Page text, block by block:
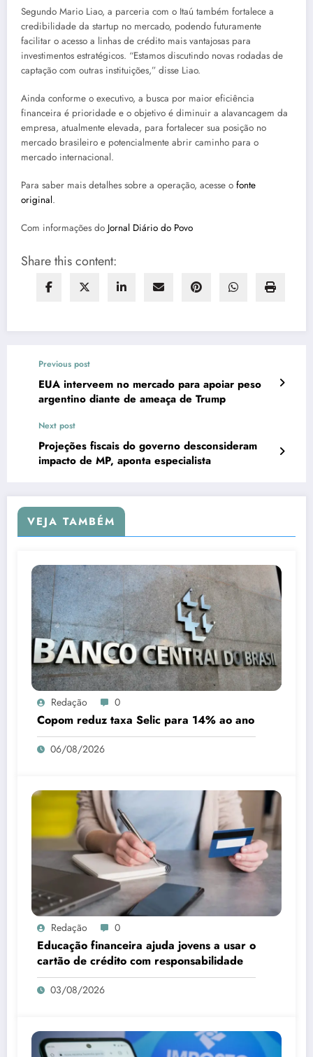
Segundo Mario Liao, a parceria com o Itaú também fortalece a
credibilidade da startup no mercado, podendo futuramente
facilitar o acesso a linhas de crédito mais vantajosas para
investimentos estratégicos. “Estamos discutindo novas rodadas de
captação com outras instituições,” disse Liao.
Ainda conforme o executivo, a busca por maior eficiência
financeira é prioridade e o objetivo é diminuir a alavancagem da
empresa, atualmente elevada, para fortalecer sua posição no
mercado brasileiro e potencialmente abrir caminho para o
mercado internacional.
Para saber mais detalhes sobre a operação, acesse o fonte
original.
Com informações do Jornal Diário do Povo
Share this content:
Previous post
EUA interveem no mercado para apoiar peso
argentino diante de ameaça de Trump
Next post
Projeções fiscais do governo desconsideram
impacto de MP, aponta especialista
VEJA TAMBÉM
Redação 0
Copom reduz taxa Selic para 14% ao ano
06/08/2026
Redação 0
Educação financeira ajuda jovens a usar o
cartão de crédito com responsabilidade
03/08/2026